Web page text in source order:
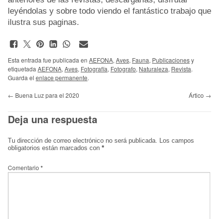
leyéndolas y sobre todo viendo el fantástico trabajo que
ilustra sus paginas.
Esta entrada fue publicada en AEFONA, Aves, Fauna, Publicacionesy
etiquetada AEFONA, Aves, Fotografía, Fotografo, Naturaleza, Revista.
Guarda el enlace permanente.
← Buena Luz para el 2020 Ártico →
Deja una respuesta
Tu dirección de correo electrónico no será publicada. Los campos
obligatorios están marcados con *
Comentario *